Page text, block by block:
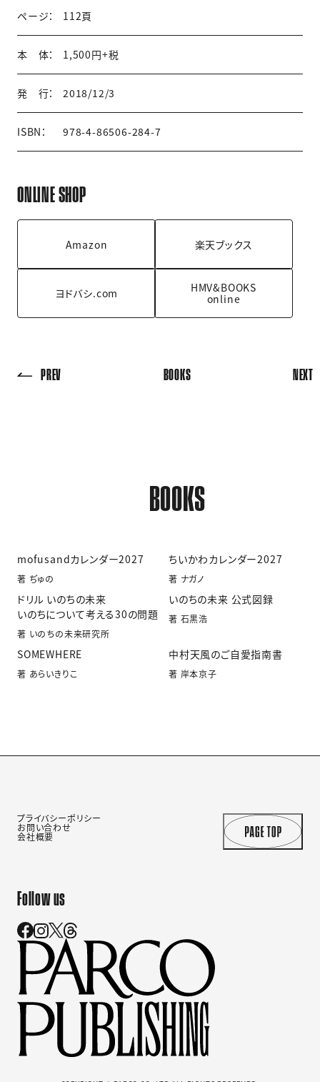
ページ： 112頁
本 体： 1,500円+税
発 行： 2018/12/3
ISBN： 978-4-86506-284-7
ONLINE SHOP
Amazon 楽天ブックス
ヨドバシ.com
HMV&BOOKS
online
PREV BOOKS NEXT
BOOKS
mofusandカレンダー2027
著 ぢゅの
ちいかわカレンダー2027
著 ナガノ
ドリル いのちの未来
いのちについて考える30の問題
著 いのちの未来研究所
いのちの未来 公式図録
著 石黒浩
SOMEWHERE
著 あらいきりこ
中村天風のご自愛指南書
著 岸本京子
プライバシーポリシー
お問い合わせ
会社概要
Follow us